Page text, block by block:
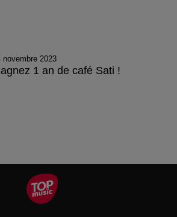
novembre 2023
1 an de café Sati !